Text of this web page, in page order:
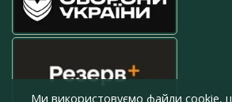
Ми використовуємо файли cookie,